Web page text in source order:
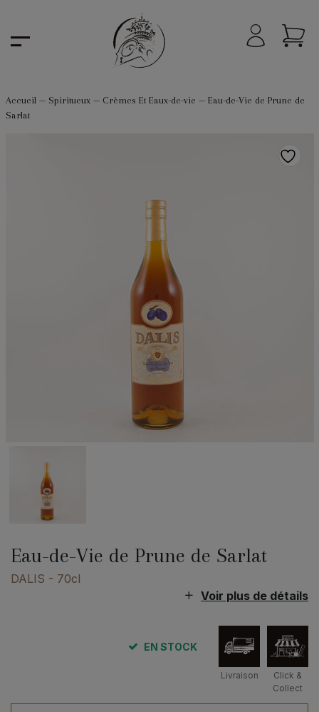
Accueil— Spiritueux— Crèmes Et Eaux-de-vie — Eau-de-Vie de Prune de
Sarlat
Eau-de-Vie de Prune de Sarlat
DALIS - 70cl
Voir plus de détails
EN STOCK
Livraison
Click &
Collect